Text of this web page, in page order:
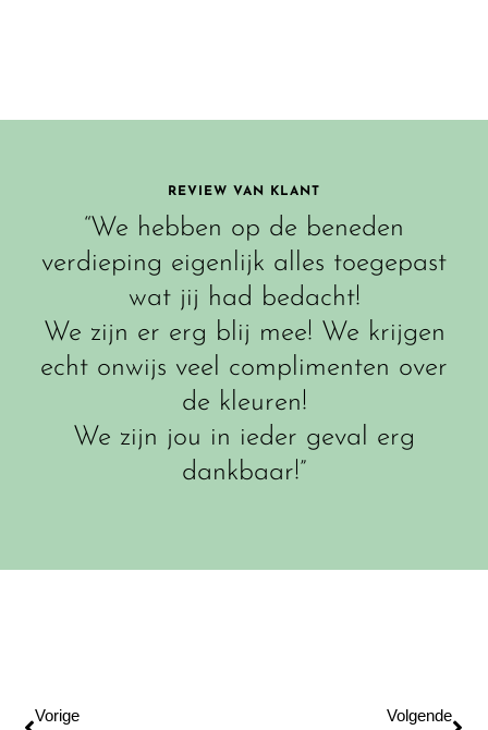
REVIEW VAN KLANT
“We hebben op de beneden
verdieping eigenlijk alles toegepast
wat jij had bedacht!
We zijn er erg blij mee! We krijgen
echt onwijs veel complimenten over
de kleuren!
We zijn jou in ieder geval erg
dankbaar!”
Vorige
Vorige
Volgende